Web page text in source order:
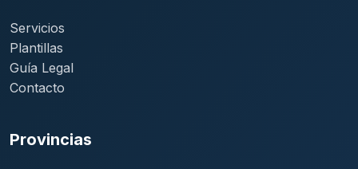
Servicios
Plantillas
Guía Legal
Contacto
Provincias